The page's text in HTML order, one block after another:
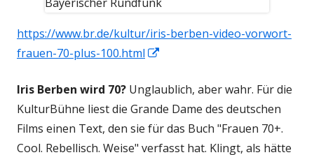
https://www.br.de/kultur/iris-berben-video-vorwort-
frauen-70-plus-100.html
Fenster
öffnen
Iris Berben wird 70? Unglaublich, aber wahr. Für die
KulturBühne liest die Grande Dame des deutschen
Films einen Text, den sie für das Buch "Frauen 70+.
Cool. Rebellisch. Weise" verfasst hat. Klingt, als hätte